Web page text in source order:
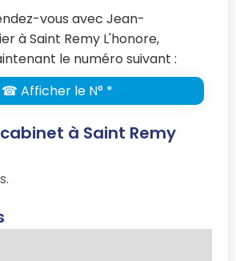
vous avec Jean-
à Saint Remy L'honore,
le numéro suivant :
☎ Afficher le N° *
à Saint Remy